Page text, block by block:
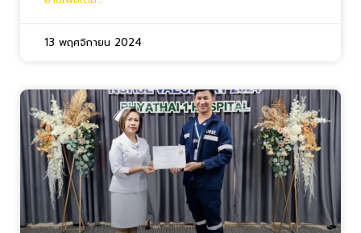
13 พฤศจิกายน 2024